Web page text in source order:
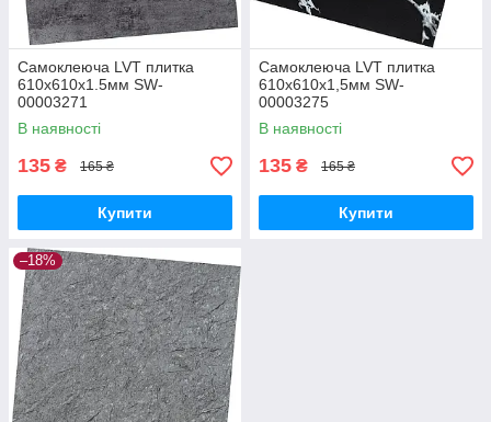
Самоклеюча LVT плитка
610х610х1.5мм SW-
00003271
В наявності
135 ₴ 165 ₴
Купити
Самоклеюча LVT плитка
610х610х1,5мм SW-
00003275
В наявності
135 ₴ 165 ₴
Купити
–18%